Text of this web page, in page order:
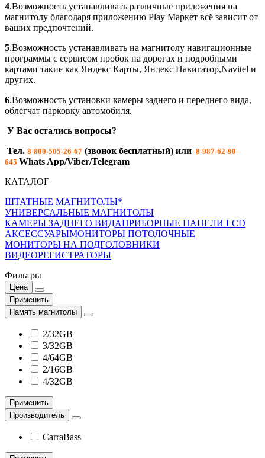
4.Возможность устанавливать различные приложения на
магнитолу благодаря приложению Play Maркет всё зависит от
ваших предпочтений.
5.Возможность устанавливать на магнитолу навигационные
программы с сервисом пробок на дорогах и подробными
картами такие как Яндекс Карты, Яндекс Навигатор,Navitel и
других.
6.Возможность установки камеры заднего и переднего вида,
облегчат парковку автомобиля.
У Вас остались вопросы?
Тел. 8-800-505-26-67 (звонок бесплатный) или 8-987-62-90-
645 Whats App/Viber/Telegram
КАТАЛОГ
ШТАТНЫЕ МАГНИТОЛЫ*
УНИВЕРСАЛЬНЫЕ МАГНИТОЛЫ
КАМЕРЫ ЗАДНЕГО ВИДАПРИБОРНЫЕ ПАНЕЛИ LCD
АКСЕССУАРЫМОНИТОРЫ ПОТОЛОЧНЫЕ
МОНИТОРЫ НА ПОДГОЛОВНИКИ
ВИДЕОРЕГИСТРАТОРЫ
Фильтры
Цена
Применить
Память магнитолы
2/32GB
3/32GB
4/64GB
2/16GB
4/32GB
Применить
Производитель
CarraBass